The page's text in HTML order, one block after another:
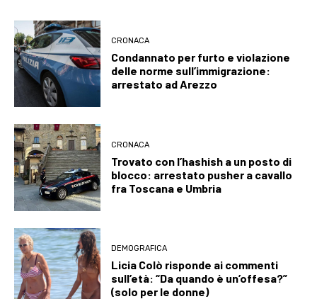
CRONACA
Condannato per furto e violazione
delle norme sull’immigrazione:
arrestato ad Arezzo
CRONACA
Trovato con l’hashish a un posto di
blocco: arrestato pusher a cavallo
fra Toscana e Umbria
DEMOGRAFICA
Licia Colò risponde ai commenti
sull’età: “Da quando è un’offesa?”
(solo per le donne)